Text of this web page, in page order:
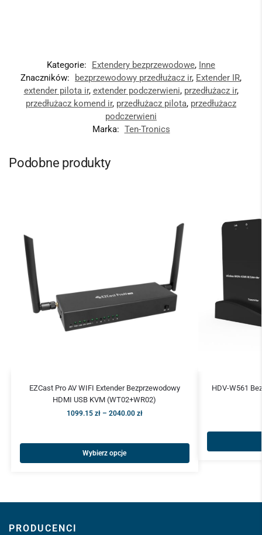
Kategorie: Extendery bezprzewodowe, Inne
Znaczników:
bezprzewodowy przedłużacz ir, Extender IR,
extender pilota ir, extender podczerwieni, przedłużacz ir,
przedłużacz komend ir, przedłużacz pilota, przedłużacz
podczerwieni
Marka: Ten-Tronics
Podobne produkty
EZCast Pro AV WIFI Extender Bezprzewodowy
HDMI USB KVM (WT02+WR02)
1099.15 zł – 2040.00 zł
Wybierz opcje
HDV-W561
PRODUCENCI